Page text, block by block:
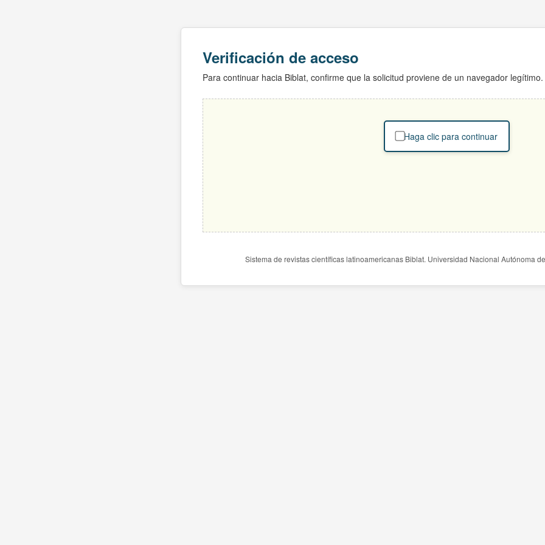
Verificación de acceso
Para continuar hacia Biblat, confirme que la solicitud proviene de un navegador legítimo.
Haga clic para continuar
Sistema de revistas científicas latinoamericanas Biblat. Universidad Nacional Autónoma